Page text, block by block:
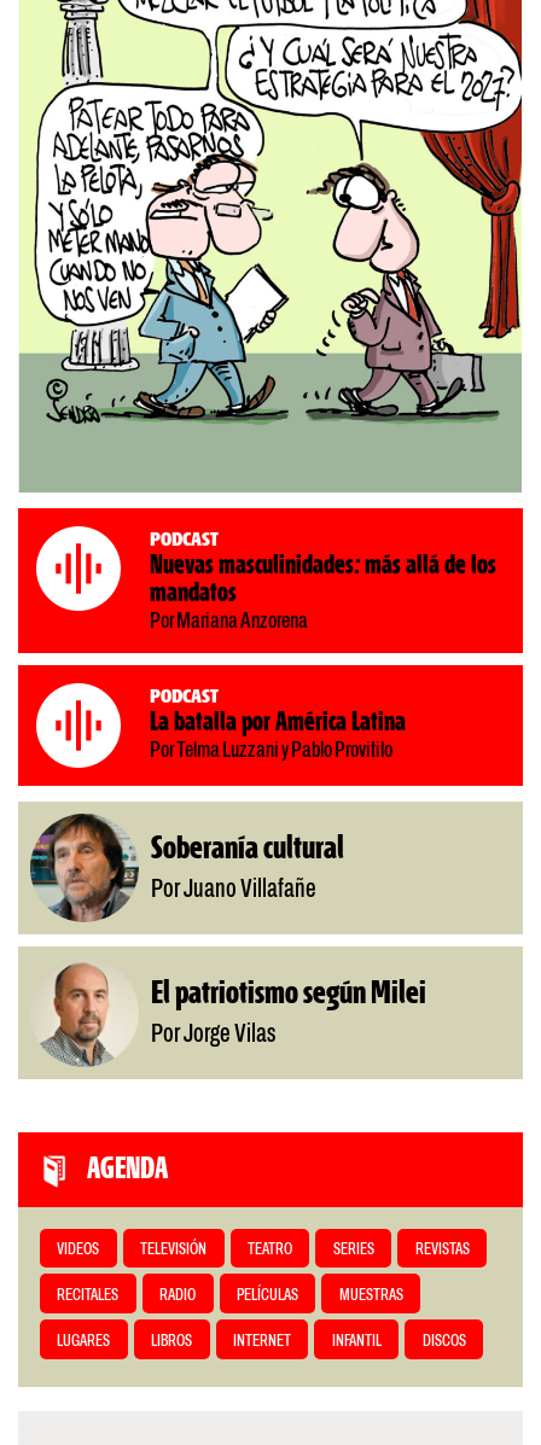
Podcast
Nuevas masculinidades: más allá de los
mandatos
Por Mariana Anzorena
Podcast
La batalla por América Latina
Por Telma Luzzani y Pablo Provitilo
Soberanía cultural
Por Juano Villafañe
El patriotismo según Milei
Por Jorge Vilas
AGENDA
VIDEOS TELEVISIÓN TEATRO SERIES REVISTAS
RECITALES RADIO PELÍCULAS MUESTRAS
LUGARES LIBROS INTERNET INFANTIL DISCOS